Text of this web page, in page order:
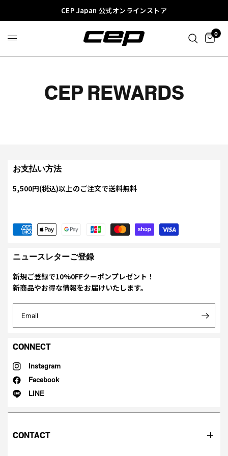
CEP Japan 公式オンラインストア
0
CEP REWARDS
お支払い方法
5,500円(税込)以上のご注文で送料無料
ニュースレターご登録
新規ご登録で10%0FFクーポンプレゼント！
新商品やお得な情報をお届けいたします。
Email
CONNECT
Instagram
Facebook
LINE
CONTACT